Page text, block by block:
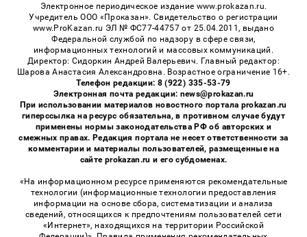
Электронное периодическое издание www.prokazan.ru.
Учредитель ООО «Проказан». Cвидетельство о регистрации
www.ProKazan.ru ЭЛ № ФС77-44757 от 25.04.2011, выдано
Федеральной службой по надзору в сфере связи,
информационных технологий и массовых коммуникаций.
Директор: Сидоркин Андрей Валерьевич. Главный редактор:
Шарова Анастасия Александровна. Возрастное ограничение 16+.
Телефон редакции: 8 (922) 335-53-79
Электронная почта редакции: news@prokazan.ru
При использовании материалов новостного портала prokazan.ru
гиперссылка на ресурс обязательна, в противном случае будут
применены нормы законодательства РФ об авторских и
смежных правах. Редакция портала не несет ответственности за
комментарии и материалы пользователей, размещенные на
сайте prokazan.ru и его субдоменах.
«На информационном ресурсе применяются рекомендательные
технологии (информационные технологии предоставления
информации на основе сбора, систематизации и анализа
сведений, относящихся к предпочтениям пользователей сети
«Интернет», находящихся на территории Российской